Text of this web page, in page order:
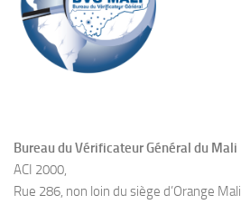
Bureau du Vérificateur Général du Mali
ACI 2000,
Rue 286, non loin du siège d’Orange Mali